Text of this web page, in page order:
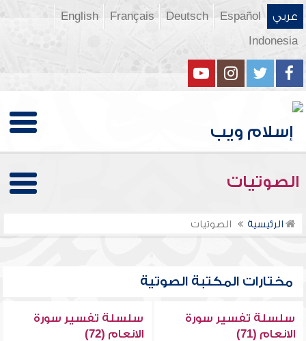
عربي Español
Deutsch
Français
English
Indonesia
الصوتيات
الرئيسية الصوتيات
مختارات المكتبة الصوتية
سلسلة تفسير سورة
الانعام (71)
سلسلة تفسير سورة
الانعام (72)